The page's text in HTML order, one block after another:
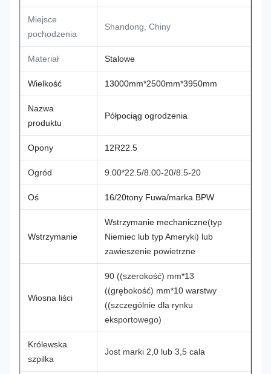
Miejsce
pochodzenia
Shandong, Chiny
Materiał Stalowe
Wielkość 13000mm*2500mm*3950mm
Nazwa
produktu
Półpociąg ogrodzenia
Opony 12R22.5
Ogród 9.00*22.5/8.00-20/8.5-20
Oś 16/20tony Fuwa/marka BPW
Wstrzymanie
Wstrzymanie mechaniczne(typ
Niemiec lub typ Ameryki) lub
zawieszenie powietrzne
Wiosna liści
90 ((szerokość) mm*13
((grębokość) mm*10 warstwy
((szczególnie dla rynku
eksportowego)
Królewska
szpilka
Jost marki 2,0 lub 3,5 cala